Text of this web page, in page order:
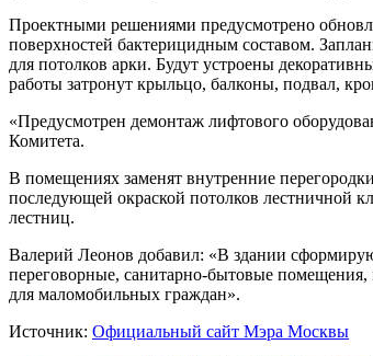
Проектными решениями предусмотрено
поверхностей бактерицидным составом.
для потолков арки. Будут устроены
работы затронут крыльцо, балконы, подвал,
«Предусмотрен демонтаж лифтового
Комитета.
В помещениях заменят внутренние
последующей окраской потолков лестничной
лестниц.
Валерий Леонов добавил: «В здании
переговорные, санитарно-бытовые
для маломобильных граждан».
Источник: Официальный сайт Мэра Москвы